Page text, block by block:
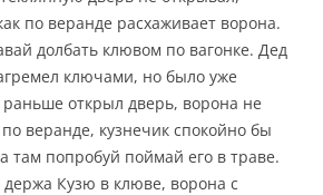
по веранде расхаживает ворона.
долбать клювом по вагонке. Дед
ключами, но было уже
открыл дверь, ворона не
веранде, кузнечик спокойно бы
там попробуй поймай его в траве.
держа Кузю в клюве, ворона с